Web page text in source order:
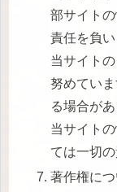
部サイト
責任を負い
当サイト
努めてい
る場合があ
当サイト
ては一切
著作権につ